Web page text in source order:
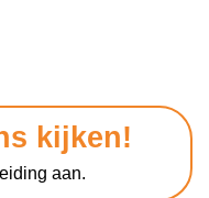
kijken!
aan.